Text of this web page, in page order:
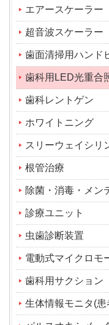
エアースケーラー
超音波スケーラー
歯面清掃用ハンド
歯科用LED光重合
歯科レントゲン
ホワイトニング
スリーウェイシリ
根管治療
除菌・消毒・メン
診療ユニット
虫歯診断装置
電動式マイクロモ
歯科用サクション
生体情報モニタ(